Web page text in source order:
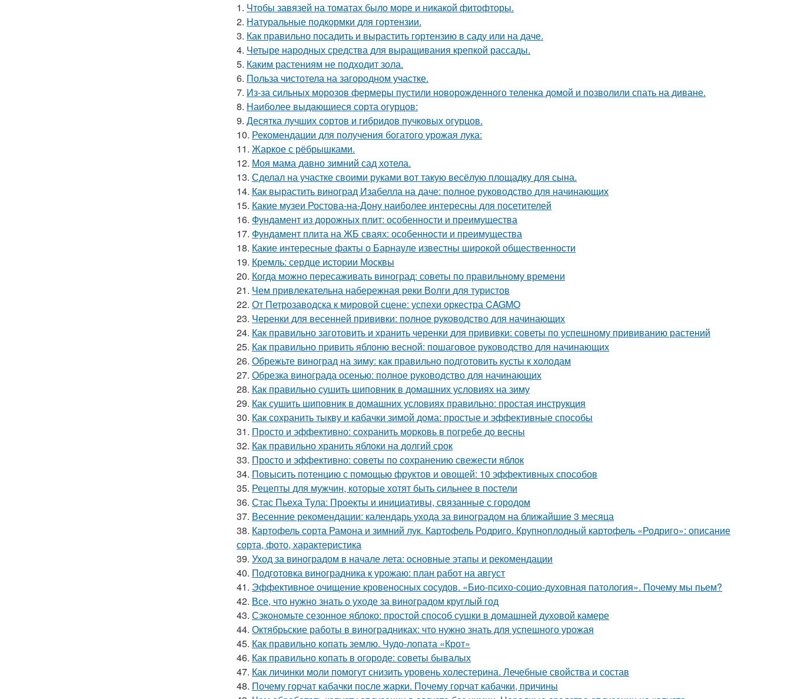
1. Чтобы завязей на томатах было море и никакой фитофторы.
2. Натуральные подкормки для гортензии.
3. Как правильно посадить и вырастить гортензию в саду или на даче.
4. Четыре народных средства для выращивания крепкой рассады.
5. Каким растениям не подходит зола.
6. Польза чистотела на загородном участке.
7. Из-за сильных морозов фермеры пустили новорожденного теленка домой и позволили спать на диване.
8. Наиболее выдающиеся сорта огурцов:
9. Десятка лучших сортов и гибридов пучковых огурцов.
10. Рекомендации для получения богатого урожая лука:
11. Жаркое с рёбрышками.
12. Моя мама давно зимний сад хотела.
13. Сделал на участке своими руками вот такую весёлую площадку для сына.
14. Как вырастить виноград Изабелла на даче: полное руководство для начинающих
15. Какие музеи Ростова-на-Дону наиболее интересны для посетителей
16. Фундамент из дорожных плит: особенности и преимущества
17. Фундамент плита на ЖБ сваях: особенности и преимущества
18. Какие интересные факты о Барнауле известны широкой общественности
19. Кремль: сердце истории Москвы
20. Когда можно пересаживать виноград: советы по правильному времени
21. Чем привлекательна набережная реки Волги для туристов
22. От Петрозаводска к мировой сцене: успехи оркестра CAGMO
23. Черенки для весенней прививки: полное руководство для начинающих
24. Как правильно заготовить и хранить черенки для прививки: советы по успешному прививанию растений
25. Как правильно привить яблоню весной: пошаговое руководство для начинающих
26. Обрежьте виноград на зиму: как правильно подготовить кусты к холодам
27. Обрезка винограда осенью: полное руководство для начинающих
28. Как правильно сушить шиповник в домашних условиях на зиму
29. Как сушить шиповник в домашних условиях правильно: простая инструкция
30. Как сохранить тыкву и кабачки зимой дома: простые и эффективные способы
31. Просто и эффективно: сохранить морковь в погребе до весны
32. Как правильно хранить яблоки на долгий срок
33. Просто и эффективно: советы по сохранению свежести яблок
34. Повысить потенцию с помощью фруктов и овощей: 10 эффективных способов
35. Рецепты для мужчин, которые хотят быть сильнее в постели
36. Стас Пьеха Тула: Проекты и инициативы, связанные с городом
37. Весенние рекомендации: календарь ухода за виноградом на ближайшие 3 месяца
38. Картофель сорта Рамона и зимний лук. Картофель Родриго. Крупноплодный картофель «Родриго»: описание
сорта, фото, характеристика
39. Уход за виноградом в начале лета: основные этапы и рекомендации
40. Подготовка виноградника к урожаю: план работ на август
41. Эффективное очищение кровеносных сосудов. «Био-психо-социо-духовная патология». Почему мы пьем?
42. Все, что нужно знать о уходе за виноградом круглый год
43. Сэкономьте сезонное яблоко: простой способ сушки в домашней духовой камере
44. Октябрьские работы в виноградниках: что нужно знать для успешного урожая
45. Как правильно копать землю. Чудо-лопата «Крот»
46. Как правильно копать в огороде: советы бывалых
47. Как личинки моли помогут снизить уровень холестерина. Лечебные свойства и состав
48. Почему горчат кабачки после жарки. Почему горчат кабачки, причины